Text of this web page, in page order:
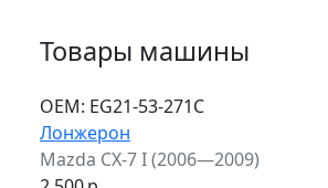
Товары машины
ОЕМ: EG21-53-271C
Лонжерон
Mazda CX-7 I (2006—2009)